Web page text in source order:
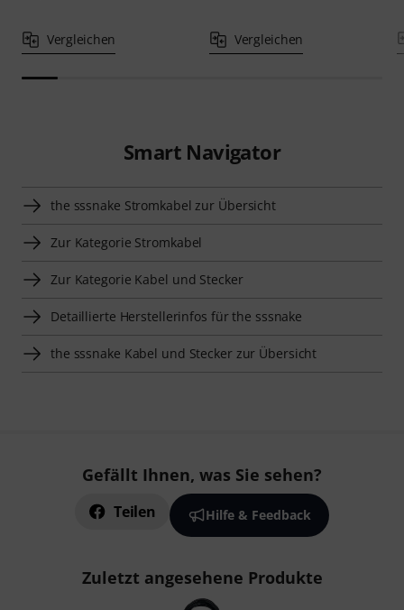
Vergleichen Vergleichen
Smart Navigator
the sssnake Stromkabel zur Übersicht
Zur Kategorie Stromkabel
Zur Kategorie Kabel und Stecker
Detaillierte Herstellerinfos für the sssnake
the sssnake Kabel und Stecker zur Übersicht
Gefällt Ihnen, was Sie sehen?
Teilen Hilfe & Feedback
Zuletzt angesehene Produkte